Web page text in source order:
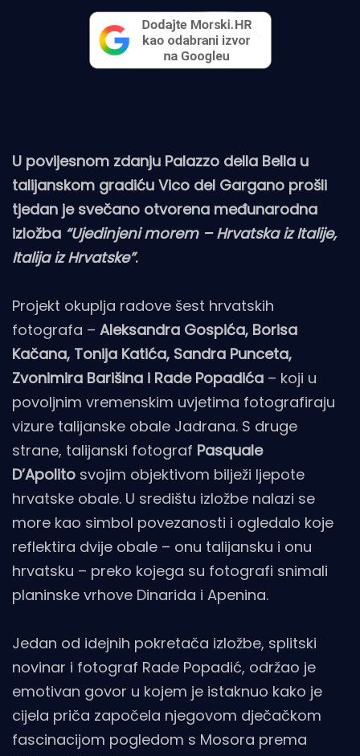
U povijesnom zdanju Palazzo della Bella u
talijanskom gradiću Vico del Gargano prošli
tjedan je svečano otvorena međunarodna
izložba “Ujedinjeni morem – Hrvatska iz Italije,
Italija iz Hrvatske”.
Projekt okuplja radove šest hrvatskih
fotografa – Aleksandra Gospića, Borisa
Kačana, Tonija Katića, Sandra Punceta,
Zvonimira Barišina i Rade Popadića – koji u
povoljnim vremenskim uvjetima fotografiraju
vizure talijanske obale Jadrana. S druge
strane, talijanski fotograf Pasquale
D’Apolito svojim objektivom bilježi ljepote
hrvatske obale. U središtu izložbe nalazi se
more kao simbol povezanosti i ogledalo koje
reflektira dvije obale – onu talijansku i onu
hrvatsku – preko kojega su fotografi snimali
planinske vrhove Dinarida i Apenina.
Jedan od idejnih pokretača izložbe, splitski
novinar i fotograf Rade Popadić, održao je
emotivan govor u kojem je istaknuo kako je
cijela priča započela njegovom dječačkom
fascinacijom pogledom s Mosora prema